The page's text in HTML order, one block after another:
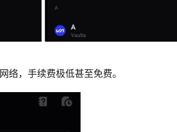
网络，手续费极低甚至免费。